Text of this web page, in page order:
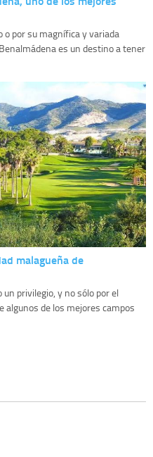
o por su magnífica y variada
es un destino a tener
malagueña de
un privilegio, y no sólo por el
algunos de los mejores campos